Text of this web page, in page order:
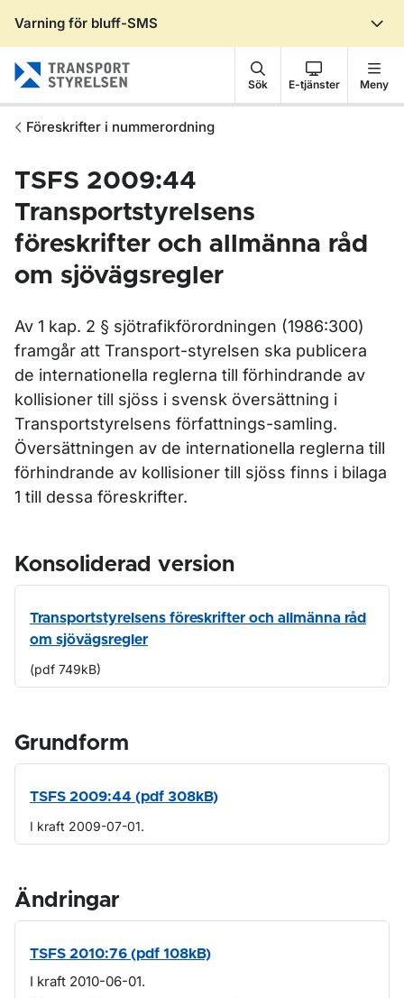
Varning för bluff-SMS
Sök E-tjänster Meny
Föreskrifter i nummerordning
TSFS 2009:44
Transportstyrelsens
föreskrifter och allmänna råd
om sjövägsregler
Av 1 kap. 2 § sjötrafikförordningen (1986:300)
framgår att Transport-styrelsen ska publicera
de internationella reglerna till förhindrande av
kollisioner till sjöss i svensk översättning i
Transportstyrelsens författnings-samling.
Översättningen av de internationella reglerna till
förhindrande av kollisioner till sjöss finns i bilaga
1 till dessa föreskrifter.
Konsoliderad version
Transportstyrelsens föreskrifter och allmänna råd
om sjövägsregler
(pdf 749kB)
Grundform
TSFS 2009:44 (pdf 308kB)
I kraft 2009-07-01.
Ändringar
TSFS 2010:76 (pdf 108kB)
I kraft 2010-06-01.